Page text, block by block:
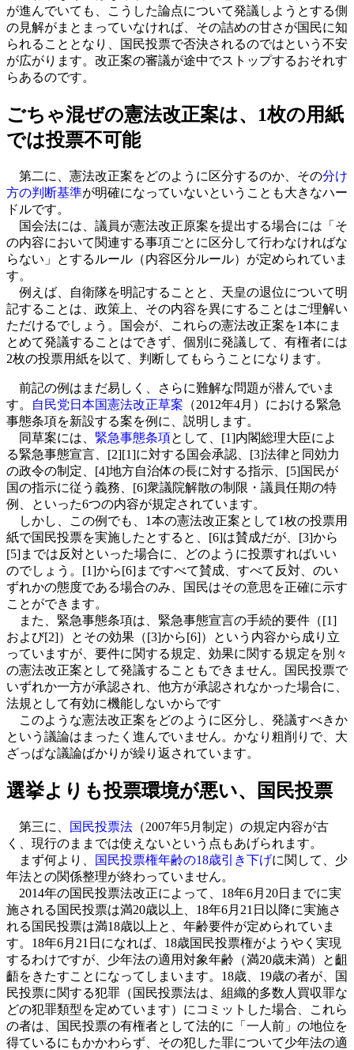
が進んでいても、こうした論点について発議しようとする側
の見解がまとまっていなければ、その詰めの甘さが国民に知
られることとなり、国民投票で否決されるのではという不安
が広がります。改正案の審議が途中でストップするおそれす
らあるのです。
ごちゃ混ぜの憲法改正案は、1枚の用紙
では投票不可能
第二に、憲法改正案をどのように区分するのか、その分け
方の判断基準が明確になっていないということも大きなハー
ドルです。
国会法には、議員が憲法改正原案を提出する場合には「そ
の内容において関連する事項ごとに区分して行わなければな
らない」とするルール（内容区分ルール）が定められていま
す。
例えば、自衛隊を明記することと、天皇の退位について明
記することは、政策上、その内容を異にすることはご理解い
ただけるでしょう。国会が、これらの憲法改正案を1本にま
とめて発議することはできず、個別に発議して、有権者には
2枚の投票用紙を以て、判断してもらうことになります。
前記の例はまだ易しく、さらに難解な問題が潜んでいま
す。
自民党日本国憲法改正草案 （2012年4月）における緊急
事態条項を新設する案を例に、説明します。
同草案には、 緊急事態条項として、[1]内閣総理大臣によ
る緊急事態宣言、[2][1]に対する国会承認、[3]法律と同効力
の政令の制定、[4]地方自治体の長に対する指示、[5]国民が
国の指示に従う義務、[6]衆議院解散の制限・議員任期の特
例、といった6つの内容が規定されています。
しかし、この例でも、1本の憲法改正案として1枚の投票用
紙で国民投票を実施したとすると、[6]は賛成だが、[3]から
[5]までは反対といった場合に、どのように投票すればいい
のでしょう。[1]から[6]まですべて賛成、すべて反対、のい
ずれかの態度である場合のみ、国民はその意思を正確に示す
ことができます。
また、緊急事態条項は、緊急事態宣言の手続的要件（[1]
および[2]）とその効果（[3]から[6]）という内容から成り立
っていますが、要件に関する規定、効果に関する規定を別々
の憲法改正案として発議することもできません。国民投票で
いずれか一方が承認され、他方が承認されなかった場合に、
法規として有効に機能しないからです
このような憲法改正案をどのように区分し、発議すべきか
という議論はまったく進んでいません。かなり粗削りで、大
ざっぱな議論ばかりが繰り返されています。
選挙よりも投票環境が悪い、国民投票
第三に、 国民投票法 （2007年5月制定）の規定内容が古
く、現行のままでは使えないという点もあげられます。
まず何より、
国民投票権年齢の18歳引き下げに関して、少
年法との関係整理が終わっていません。
2014年の国民投票法改正によって、18年6月20日までに実
施される国民投票は満20歳以上、18年6月21日以降に実施さ
れる国民投票は満18歳以上と、年齢要件が定められていま
す。18年6月21日になれば、18歳国民投票権がようやく実現
するわけですが、少年法の適用対象年齢（満20歳未満）と齟
齬をきたすことになってしまいます。18歳、19歳の者が、国
民投票に関する犯罪（国民投票法は、組織的多数人買収罪な
どの犯罪類型を定めています）にコミットした場合、これら
の者は、国民投票の有権者として法的に「一人前」の地位を
得ているにもかかわらず、その犯した罪について少年法の適